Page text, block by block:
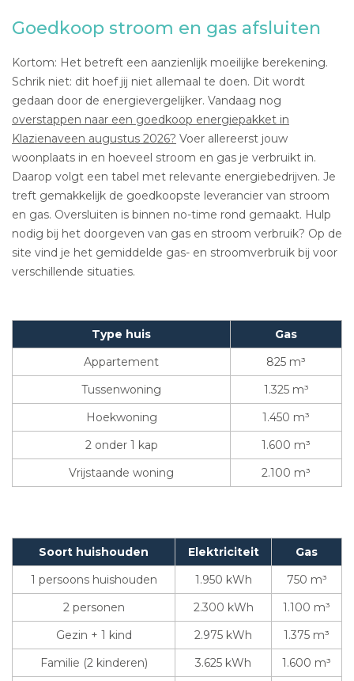
Goedkoop stroom en gas afsluiten
Kortom: Het betreft een aanzienlijk moeilijke berekening.
Schrik niet: dit hoef jij niet allemaal te doen. Dit wordt
gedaan door de energievergelijker. Vandaag nog
overstappen naar een goedkoop energiepakket in
Klazienaveen augustus 2026? Voer allereerst jouw
woonplaats in en hoeveel stroom en gas je verbruikt in.
Daarop volgt een tabel met relevante energiebedrijven. Je
treft gemakkelijk de goedkoopste leverancier van stroom
en gas. Oversluiten is binnen no-time rond gemaakt. Hulp
nodig bij het doorgeven van gas en stroom verbruik? Op de
site vind je het gemiddelde gas- en stroomverbruik bij voor
verschillende situaties.
Type huis
Gas
Appartement
825 m³
Tussenwoning
1.325 m³
Hoekwoning
1.450 m³
2 onder 1 kap
1.600 m³
Vrijstaande woning
2.100 m³
Soort huishouden Elektriciteit
Gas
1 persoons huishouden
1.950 kWh
750 m³
2 personen
2.300 kWh
1.100 m³
Gezin + 1 kind
2.975 kWh
1.375 m³
Familie (2 kinderen)
3.625 kWh
1.600 m³